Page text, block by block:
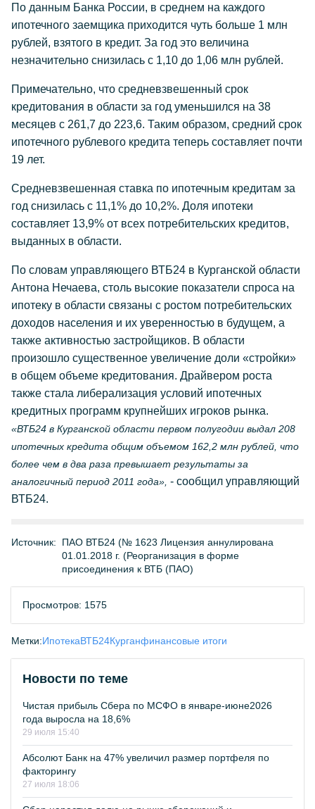
По данным Банка России, в среднем на каждого
ипотечного заемщика приходится чуть больше 1 млн
рублей, взятого в кредит. За год это величина
незначительно снизилась с 1,10 до 1,06 млн рублей.
Примечательно, что средневзвешенный срок
кредитования в области за год уменьшился на 38
месяцев с 261,7 до 223,6. Таким образом, средний срок
ипотечного рублевого кредита теперь составляет почти
19 лет.
Средневзвешенная ставка по ипотечным кредитам за
год снизилась с 11,1% до 10,2%. Доля ипотеки
составляет 13,9% от всех потребительских кредитов,
выданных в области.
По словам управляющего ВТБ24 в Курганской области
Антона Нечаева, столь высокие показатели спроса на
ипотеку в области связаны с ростом потребительских
доходов населения и их уверенностью в будущем, а
также активностью застройщиков. В области
произошло существенное увеличение доли «стройки»
в общем объеме кредитования. Драйвером роста
также стала либерализация условий ипотечных
кредитных программ крупнейших игроков рынка.
«ВТБ24 в Курганской области первом полугодии выдал 208
ипотечных кредита общим объемом 162,2 млн рублей, что
более чем в два раза превышает результаты за
аналогичный период 2011 года», - сообщил управляющий
ВТБ24.
Источник:
ПАО ВТБ24 (№ 1623 Лицензия аннулирована
01.01.2018 г. (Реорганизация в форме
присоединения к ВТБ (ПАО)
Просмотров: 1575
Метки:ИпотекаВТБ24Курганфинансовые итоги
Новости по теме
Чистая прибыль Сбера по МСФО в январе-июне2026
года выросла на 18,6%
29 июля 15:40
Абсолют Банк на 47% увеличил размер портфеля по
факторингу
27 июля 18:06